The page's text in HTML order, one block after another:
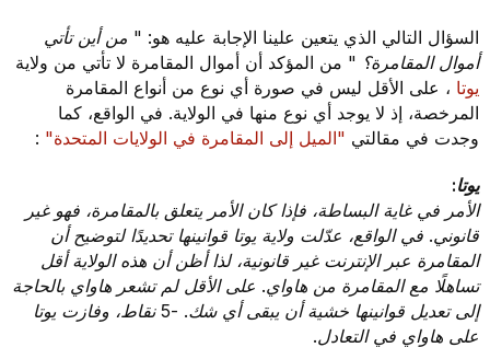
السؤال التالي الذي يتعين علينا الإجابة عليه هو: "من أين تأتي
أموال المقامرة؟" من المؤكد أن أموال المقامرة لا تأتي من ولاية
يوتا، على الأقل ليس في صورة أي نوع من أنواع المقامرة
المرخصة، إذ لا يوجد أي نوع منها في الولاية. في الواقع، كما
وجدت في مقالتي "الميل إلى المقامرة في الولايات المتحدة":
يوتا:
الأمر في غاية البساطة، فإذا كان الأمر يتعلق بالمقامرة، فهو غير
قانوني. في الواقع، عدّلت ولاية يوتا قوانينها تحديدًا لتوضيح أن
المقامرة عبر الإنترنت غير قانونية، لذا أظن أن هذه الولاية أقل
تساهلًا مع المقامرة من هاواي. على الأقل لم تشعر هاواي بالحاجة
إلى تعديل قوانينها خشية أن يبقى أي شك. -5 نقاط، وفازت يوتا
على هاواي في التعادل.